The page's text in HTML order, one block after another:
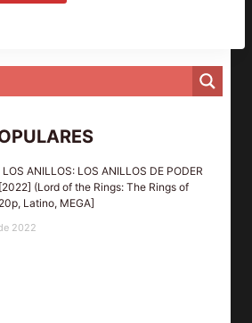
LOS ANILLOS: LOS ANILLOS DE PODER
(Lord of the Rings: The Rings of
Latino, MEGA]
2022